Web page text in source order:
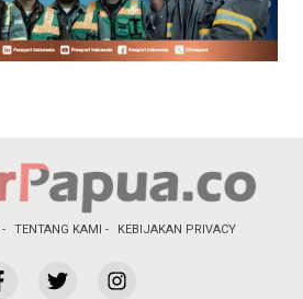
TENTANG KAMI KEBIJAKAN PRIVACY